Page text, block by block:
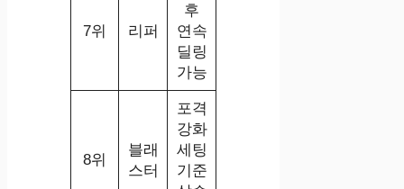
7위 리퍼
후
연속
딜링
가능
8위
블래
스터
포격
강화
세팅
기준